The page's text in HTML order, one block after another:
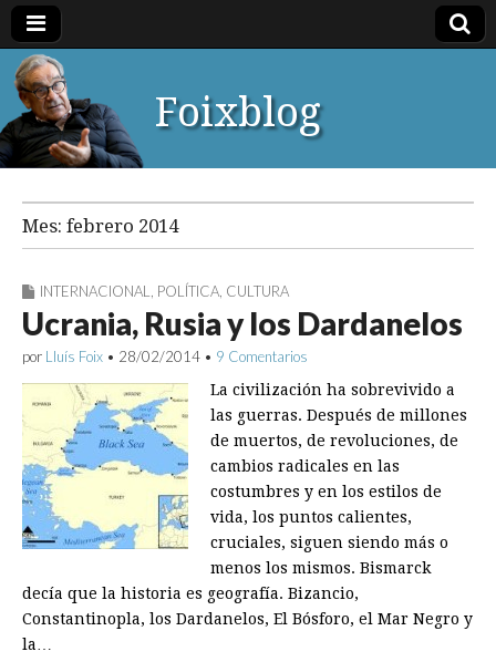
Foixblog
Mes: febrero 2014
INTERNACIONAL POLÍTICA CULTURA
Ucrania, Rusia y los Dardanelos
por Lluís Foix • 28/02/2014 • 9 Comentarios
La civilización ha sobrevivido a
las guerras. Después de millones
de muertos, de revoluciones, de
cambios radicales en las
costumbres y en los estilos de
vida, los puntos calientes,
cruciales, siguen siendo más o
menos los mismos. Bismarck
decía que la historia es geografía. Bizancio,
Constantinopla, los Dardanelos, El Bósforo, el Mar Negro y
la…